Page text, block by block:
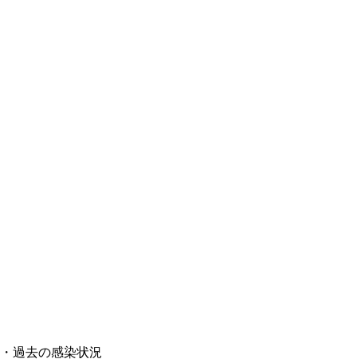
・過去の感染状況